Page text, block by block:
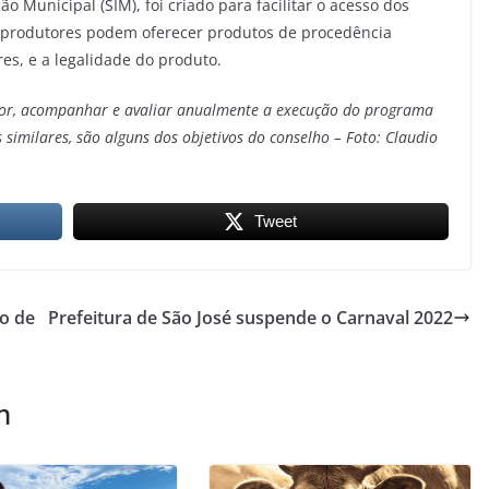
Municipal (SIM), foi criado para facilitar o acesso dos
podem oferecer produtos de procedência
e a legalidade do produto.
acompanhar e avaliar anualmente a execução do programa
são alguns dos objetivos do conselho – Foto: Claudio
Tweet
de Prefeitura de São José suspende o Carnaval 2022